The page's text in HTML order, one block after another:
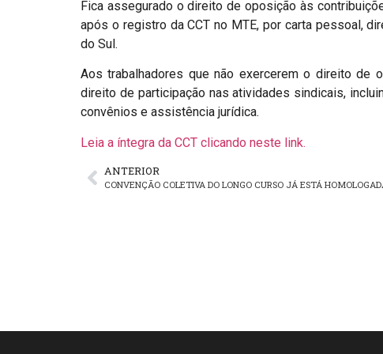
Fica assegurado o direito de oposição às
após o registro da CCT no MTE, por carta pessoal,
do Sul.
Aos trabalhadores que não exercerem o direito de
direito de participação nas atividades sindicais,
convênios e assistência jurídica.
Leia a íntegra da CCT clicando neste link.
ANTERIOR